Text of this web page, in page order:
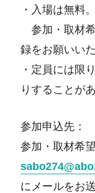
・入場は無料。
参加・取材
録をお願いい
・定員には限
りすることが
参加申込先：
参加・取材希
にメールをお